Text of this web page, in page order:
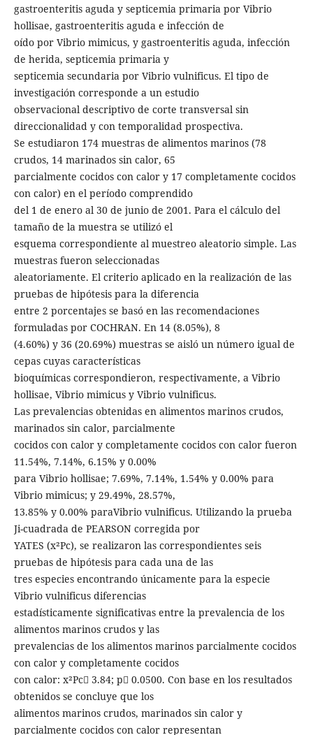
gastroenteritis aguda y septicemia primaria por Vibrio
hollisae, gastroenteritis aguda e infección de
oído por Vibrio mimicus, y gastroenteritis aguda, infección
de herida, septicemia primaria y
septicemia secundaria por Vibrio vulnificus. El tipo de
investigación corresponde a un estudio
observacional descriptivo de corte transversal sin
direccionalidad y con temporalidad prospectiva.
Se estudiaron 174 muestras de alimentos marinos (78
crudos, 14 marinados sin calor, 65
parcialmente cocidos con calor y 17 completamente cocidos
con calor) en el período comprendido
del 1 de enero al 30 de junio de 2001. Para el cálculo del
tamaño de la muestra se utilizó el
esquema correspondiente al muestreo aleatorio simple. Las
muestras fueron seleccionadas
aleatoriamente. El criterio aplicado en la realización de las
pruebas de hipótesis para la diferencia
entre 2 porcentajes se basó en las recomendaciones
formuladas por COCHRAN. En 14 (8.05%), 8
(4.60%) y 36 (20.69%) muestras se aisló un número igual de
cepas cuyas características
bioquímicas correspondieron, respectivamente, a Vibrio
hollisae, Vibrio mimicus y Vibrio vulnificus.
Las prevalencias obtenidas en alimentos marinos crudos,
marinados sin calor, parcialmente
cocidos con calor y completamente cocidos con calor fueron
11.54%, 7.14%, 6.15% y 0.00%
para Vibrio hollisae; 7.69%, 7.14%, 1.54% y 0.00% para
Vibrio mimicus; y 29.49%, 28.57%,
13.85% y 0.00% paraVibrio vulnificus. Utilizando la prueba
Ji-cuadrada de PEARSON corregida por
YATES (x²Pc), se realizaron las correspondientes seis
pruebas de hipótesis para cada una de las
tres especies encontrando únicamente para la especie
Vibrio vulnificus diferencias
estadísticamente significativas entre la prevalencia de los
alimentos marinos crudos y las
prevalencias de los alimentos marinos parcialmente cocidos
con calor y completamente cocidos
con calor: x²Pc 3.84; p 0.0500. Con base en los resultados
obtenidos se concluye que los
alimentos marinos crudos, marinados sin calor y
parcialmente cocidos con calor representan